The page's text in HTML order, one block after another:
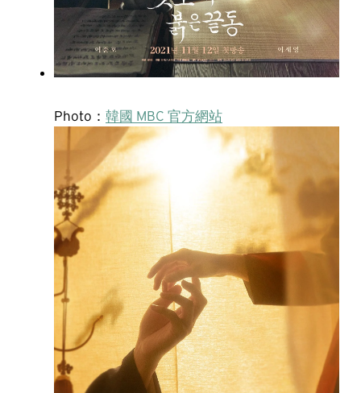
Photo： 韓國 MBC 官方網站